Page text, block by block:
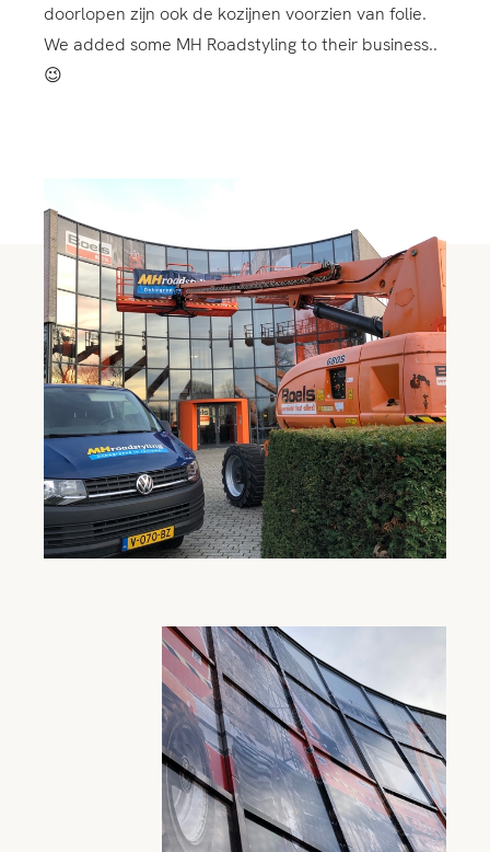
doorlopen zijn ook de kozijnen voorzien van folie.
We added some MH Roadstyling to their business..
😉